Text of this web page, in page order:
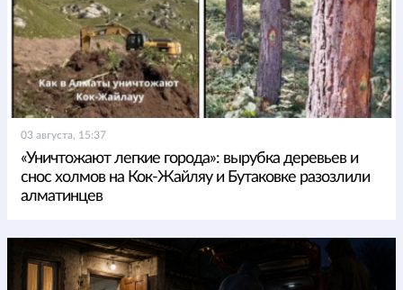
03 августа, 15:37
«Уничтожают легкие города»: вырубка деревьев и
снос холмов на Кок-Жайляу и Бутаковке разозлили
алматинцев